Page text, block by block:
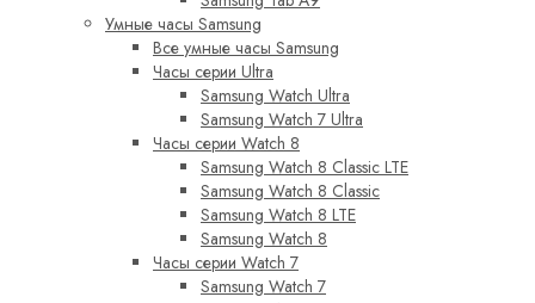
Умные часы Samsung
Все умные часы Samsung
Часы серии Ultra
Samsung Watch Ultra
Samsung Watch 7 Ultra
Часы серии Watch 8
Samsung Watch 8 Classic LTE
Samsung Watch 8 Classic
Samsung Watch 8 LTE
Samsung Watch 8
Часы серии Watch 7
Samsung Watch 7